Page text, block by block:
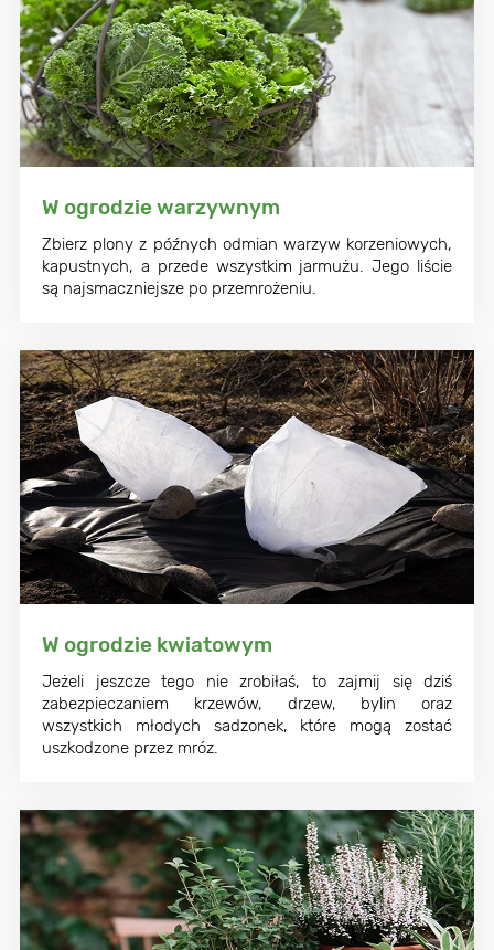
W ogrodzie warzywnym
Zbierz plony z późnych odmian warzyw korzeniowych,
kapustnych, a przede wszystkim jarmużu. Jego liście
są najsmaczniejsze po przemrożeniu.
W ogrodzie kwiatowym
Jeżeli jeszcze tego nie zrobiłaś, to zajmij się dziś
zabezpieczaniem krzewów, drzew, bylin oraz
wszystkich młodych sadzonek, które mogą zostać
uszkodzone przez mróz.